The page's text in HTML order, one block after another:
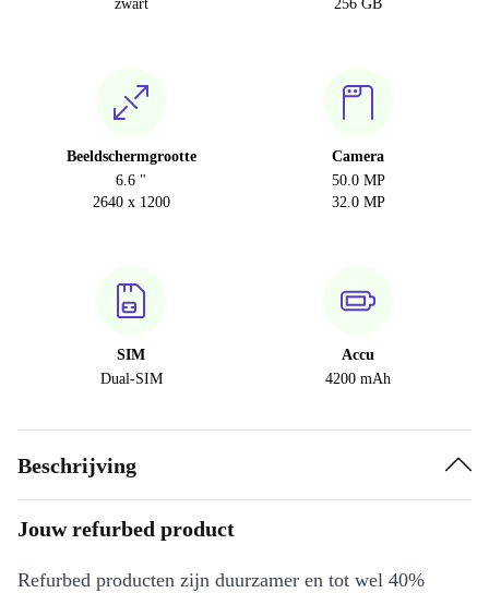
zwart 256 GB
Beeldschermgrootte
6.6 "
2640 x 1200
Camera
50.0 MP
32.0 MP
SIM
Dual-SIM
Accu
4200 mAh
Beschrijving
Jouw refurbed product
Refurbed producten zijn duurzamer en tot wel 40%